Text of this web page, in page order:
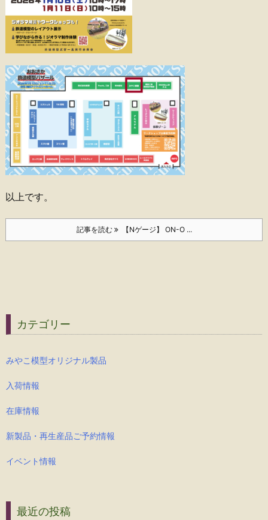
以上です。
記事を読む 【Nゲージ】 ON-O ...
カテゴリー
みやこ模型オリジナル製品
入荷情報
在庫情報
新製品・再生産品ご予約情報
イベント情報
最近の投稿